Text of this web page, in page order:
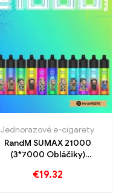
Jednorazové e-cigarety
RandM SUMAX 21000
(3*7000 Obláčiky)
vymeniteľnou kapacitou
€19.32